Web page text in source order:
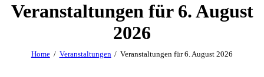
Veranstaltungen für 6. August
2026
Home Veranstaltungen Veranstaltungen für 6. August 2026